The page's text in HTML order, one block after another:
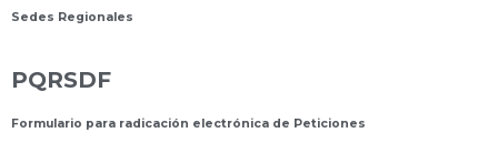
Sedes Regionales
PQRSDF
Formulario para radicación electrónica de Peticiones